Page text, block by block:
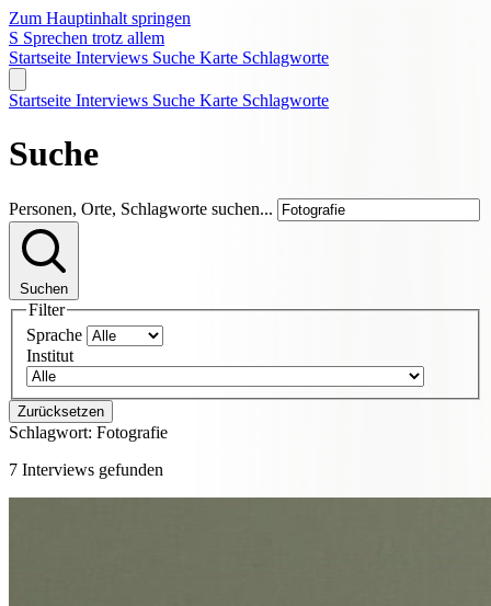
Zum Hauptinhalt springen
S Sprechen trotz allem
Startseite Interviews Suche Karte Schlagworte
Startseite Interviews Suche Karte Schlagworte
Suche
Personen, Orte, Schlagworte suchen...
Suchen
Filter
Sprache
Institut
Zurücksetzen
Schlagwort: Fotografie
7 Interviews gefunden